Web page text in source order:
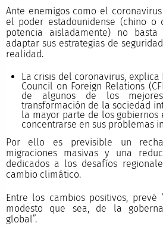
Ante enemigos como el
el poder estadounidense (chino o
potencia aisladamente) no
adaptar sus estrategias de
realidad.
La crisis del coronavirus, explica
Council on Foreign Relations
de algunos de los
transformación de la sociedad
la mayor parte de los gobiernos
concentrarse en sus problemas
Por ello es previsible un
migraciones masivas y una
dedicados a los desafíos
cambio climático.
Entre los cambios positivos, prevé
modesto que sea, de la
global”.